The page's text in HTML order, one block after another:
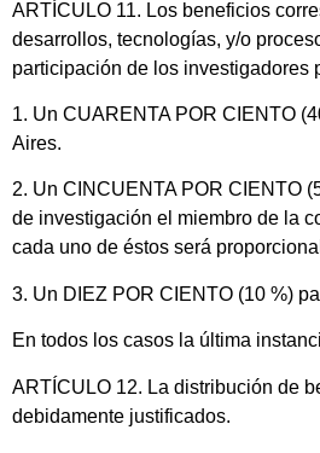
ARTÍCULO 11. Los beneficios
desarrollos, tecnologías, y/o
participación de los investigadores
1. Un CUARENTA POR CIENTO
Aires.
2. Un CINCUENTA POR CIENTO
de investigación el miembro de la
cada uno de éstos será
3. Un DIEZ POR CIENTO (10 %)
En todos los casos la
ARTÍCULO 12. La distribución de
debidamente justificados.